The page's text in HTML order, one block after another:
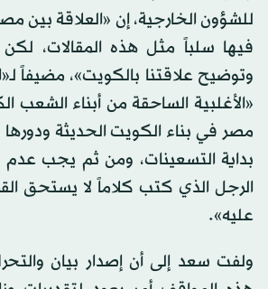
للشؤون الخارجية، إن «العلاقة بين
فيها سلباً مثل هذه المقالات،
وتوضيح علاقتنا بالكويت»، مضيفاً
«الأغلبية الساحقة من أبناء الشعب
مصر في بناء الكويت الحديثة
بداية التسعينات، ومن ثم يجب عدم
الرجل الذي كتب كلاماً لا يستحق
عليه».
ولفت سعد إلى أن إصدار بيان